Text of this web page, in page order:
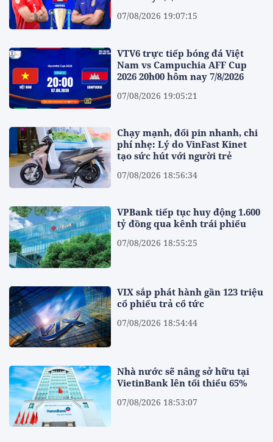
07/08/2026 19:07:15
VTV6 trực tiếp bóng đá Việt
Nam vs Campuchia AFF Cup
2026 20h00 hôm nay 7/8/2026
07/08/2026 19:05:21
Chạy mạnh, đổi pin nhanh, chi
phí nhẹ: Lý do VinFast Kinet
tạo sức hút với người trẻ
07/08/2026 18:56:34
VPBank tiếp tục huy động 1.600
tỷ đồng qua kênh trái phiếu
07/08/2026 18:55:25
VIX sắp phát hành gần 123 triệu
cổ phiếu trả cổ tức
07/08/2026 18:54:44
Nhà nước sẽ nâng sở hữu tại
VietinBank lên tối thiểu 65%
07/08/2026 18:53:07